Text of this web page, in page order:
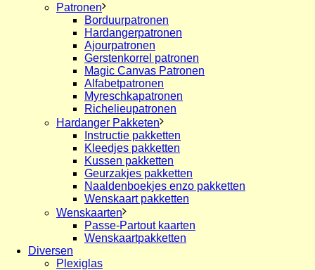
Patronen
Borduurpatronen
Hardangerpatronen
Ajourpatronen
Gerstenkorrel patronen
Magic Canvas Patronen
Alfabetpatronen
Myreschkapatronen
Richelieupatronen
Hardanger Pakketen
Instructie pakketten
Kleedjes pakketten
Kussen pakketten
Geurzakjes pakketten
Naaldenboekjes enzo pakketten
Wenskaart pakketten
Wenskaarten
Passe-Partout kaarten
Wenskaartpakketten
Diversen
Plexiglas